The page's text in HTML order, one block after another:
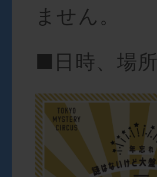
ません。
■日時、場所